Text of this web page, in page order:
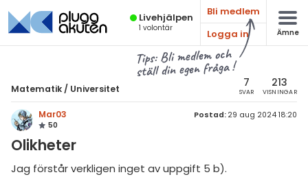
Live­hjälpen
1 volontär
Bli medlem
Logga in
Ämne
Tips: Bli medlem och
ställ din egen fråga !
Matematik / Universitet 7
SVAR
213
VISNINGAR
Mar03
50
Postad: 29 aug 2024 18:20
Olikheter
Jag förstår verkligen inget av uppgift 5 b).
Alla ämnen
Alla trådar
7
Matematik
Universitet
Envariabelanalys
& Bygg